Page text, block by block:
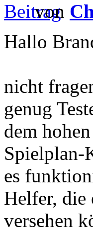
von
Hallo
nicht
genug
dem
Spielplan-
es
Helfer, die
versehen